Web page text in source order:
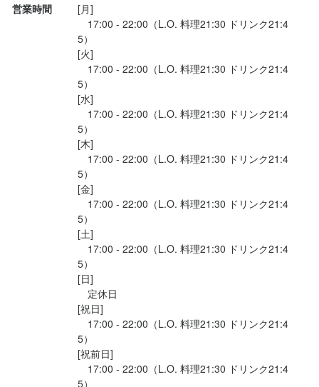
営業時間
[月]
17:00 - 22:00（L.O. 料理21:30 ドリンク21:4
5）
[火]
17:00 - 22:00（L.O. 料理21:30 ドリンク21:4
5）
[水]
17:00 - 22:00（L.O. 料理21:30 ドリンク21:4
5）
[木]
17:00 - 22:00（L.O. 料理21:30 ドリンク21:4
5）
[金]
17:00 - 22:00（L.O. 料理21:30 ドリンク21:4
5）
[土]
17:00 - 22:00（L.O. 料理21:30 ドリンク21:4
5）
[日]
定休日
[祝日]
17:00 - 22:00（L.O. 料理21:30 ドリンク21:4
5）
[祝前日]
17:00 - 22:00（L.O. 料理21:30 ドリンク21:4
5）